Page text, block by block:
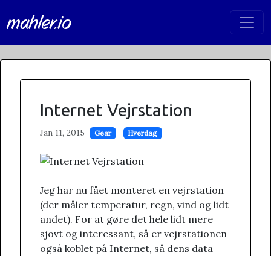
mahler.io
Internet Vejrstation
Jan 11, 2015 Gear Hverdag
Jeg har nu fået monteret en vejrstation
(der måler temperatur, regn, vind og lidt
andet). For at gøre det hele lidt mere
sjovt og interessant, så er vejrstationen
også koblet på Internet, så dens data